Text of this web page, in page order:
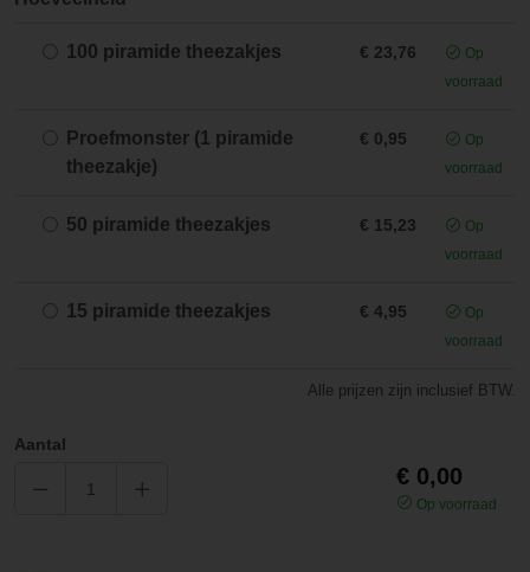
100 piramide theezakjes € 23,76
Op
voorraad
Proefmonster (1 piramide
theezakje)
€ 0,95
Op
voorraad
50 piramide theezakjes € 15,23
Op
voorraad
15 piramide theezakjes € 4,95
Op
voorraad
Alle prijzen zijn inclusief BTW.
Aantal
€ 0,00
Op voorraad